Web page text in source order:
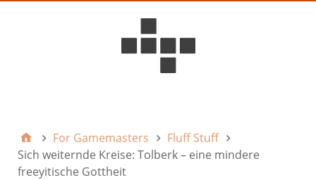
For Gamemasters
Fluff Stuff
Sich weiternde Kreise: Tolberk – eine mindere
freeyitische Gottheit